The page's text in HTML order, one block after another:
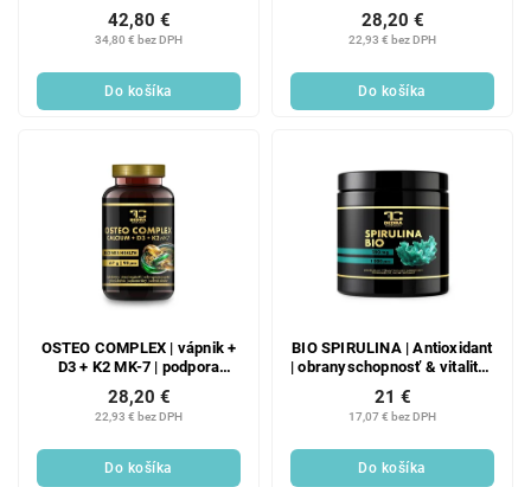
34,80 € bez DPH
42,80 €
Do košíka
vitality | 60 kapsúl | 16 g
22,93 € bez DPH
28,20 €
Do košíka
OSTEO COMPLEX | vápnik +
D3 + K2 MK-7 | podpora
kapsúl | 67 g
22,93 € bez DPH
28,20 €
Do košíka
BIO SPIRULINA | Antioxidant
| obranyschopnosť & vitalita |
17,07 € bez DPH
21 €
Do košíka